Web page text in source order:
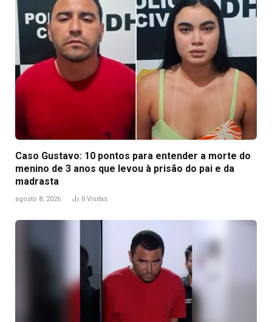
Caso Gustavo: 10 pontos para entender a morte do
menino de 3 anos que levou à prisão do pai e da
madrasta
agosto 8, 2026 0 Visitas